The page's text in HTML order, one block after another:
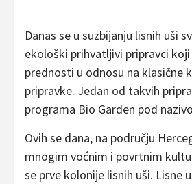
Danas se u suzbijanju lisnih uši
ekološki prihvatljivi pripravci
prednosti u odnosu na klasične
pripravke. Jedan od takvih
programa Bio Garden pod
Ovih se dana, na području
mnogim voćnim i povrtnim
se prve kolonije lisnih uši. Lisne